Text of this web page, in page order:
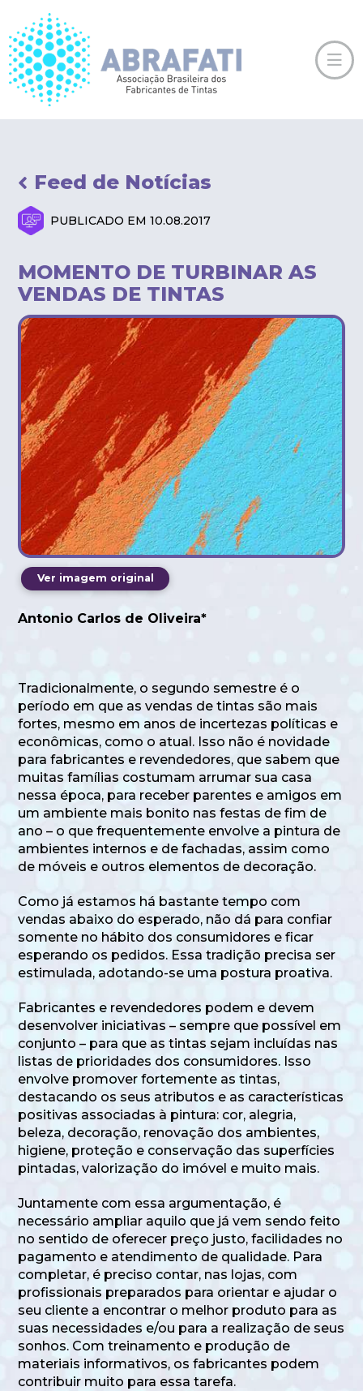
Feed de Notícias
PUBLICADO EM 10.08.2017
MOMENTO DE TURBINAR AS
VENDAS DE TINTAS
Ver imagem original
Antonio Carlos de Oliveira*
Tradicionalmente, o segundo semestre é o
período em que as vendas de tintas são mais
fortes, mesmo em anos de incertezas políticas e
econômicas, como o atual. Isso não é novidade
para fabricantes e revendedores, que sabem que
muitas famílias costumam arrumar sua casa
nessa época, para receber parentes e amigos em
um ambiente mais bonito nas festas de fim de
ano – o que frequentemente envolve a pintura de
ambientes internos e de fachadas, assim como
de móveis e outros elementos de decoração.
Como já estamos há bastante tempo com
vendas abaixo do esperado, não dá para confiar
somente no hábito dos consumidores e ficar
esperando os pedidos. Essa tradição precisa ser
estimulada, adotando-se uma postura proativa.
Fabricantes e revendedores podem e devem
desenvolver iniciativas – sempre que possível em
conjunto – para que as tintas sejam incluídas nas
listas de prioridades dos consumidores. Isso
envolve promover fortemente as tintas,
destacando os seus atributos e as características
positivas associadas à pintura: cor, alegria,
beleza, decoração, renovação dos ambientes,
higiene, proteção e conservação das superfícies
pintadas, valorização do imóvel e muito mais.
Juntamente com essa argumentação, é
necessário ampliar aquilo que já vem sendo feito
no sentido de oferecer preço justo, facilidades no
pagamento e atendimento de qualidade. Para
completar, é preciso contar, nas lojas, com
profissionais preparados para orientar e ajudar o
seu cliente a encontrar o melhor produto para as
suas necessidades e/ou para a realização de seus
sonhos. Com treinamento e produção de
materiais informativos, os fabricantes podem
contribuir muito para essa tarefa.